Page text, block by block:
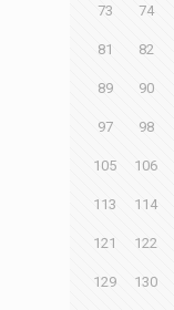
73 74
81 82
89 90
97 98
105 106
113 114
121 122
129 130